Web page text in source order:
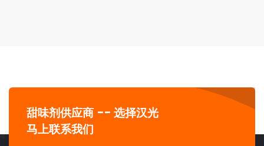
甜味剂供应商 -- 选择汉光
马上联系我们